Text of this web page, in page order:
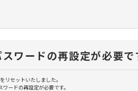
ワードの再設定が必要で
リセットいたしました。
ードの再設定が必要です。